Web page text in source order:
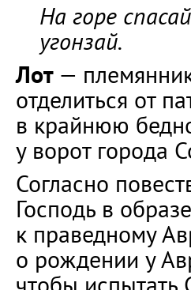
На горе
угонзай.
Лот —
отделиться от
в крайнюю
у ворот города
Согласно
Господь в
к праведному
о рождении у